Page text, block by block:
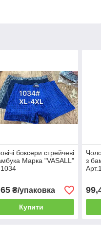
боксери стрейчеві
Марка "VASALL"
₴/упаковка
Купити
з